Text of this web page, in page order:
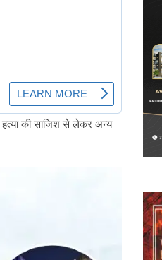
हत्या की साजिश से लेकर अन्य